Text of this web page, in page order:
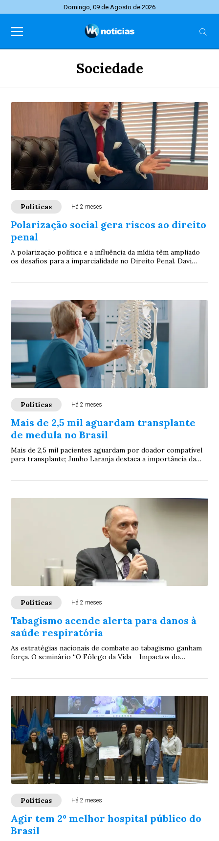
Domingo, 09 de Agosto de 2026
Sociedade
Políticas Há 2 meses
Polarização social gera riscos ao direito
penal
A polarização política e a influência da mídia têm ampliado
os desafios para a imparcialidade no Direito Penal. Davi
Políticas Há 2 meses
Mais de 2,5 mil aguardam transplante
de medula no Brasil
Mais de 2,5 mil pacientes aguardam por doador compatível
para transplante; Junho Laranja destaca a importância da
Políticas Há 2 meses
Tabagismo acende alerta para danos à
saúde respiratória
As estratégias nacionais de combate ao tabagismo ganham
força. O seminário “O Fôlego da Vida – Impactos do
Políticas Há 2 meses
Agir tem 2º melhor hospital público do
Brasil